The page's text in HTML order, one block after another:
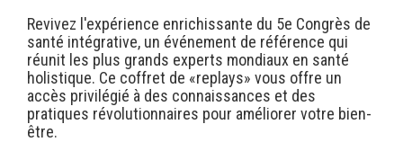
Revivez l'expérience enrichissante du 5e Congrès de
santé intégrative, un événement de référence qui
réunit les plus grands experts mondiaux en santé
holistique. Ce coffret de «replays» vous offre un
accès privilégié à des connaissances et des
pratiques révolutionnaires pour améliorer votre bien-
être.